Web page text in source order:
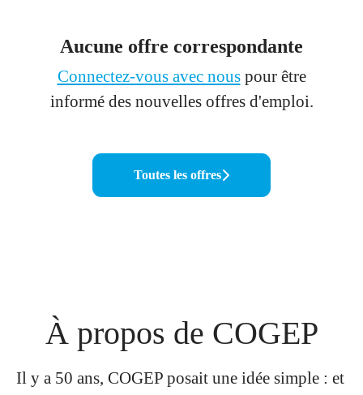
Aucune offre correspondante
Connectez-vous avec nouspour être
informé des nouvelles offres d'emploi.
Toutes les offres
À propos de COGEP
Il y a 50 ans, COGEP posait une idée simple : et